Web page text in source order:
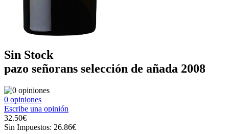
Sin Stock
pazo señorans selección de añada 2008
0 opiniones
Escribe una opinión
32.50€
Sin Impuestos: 26.86€